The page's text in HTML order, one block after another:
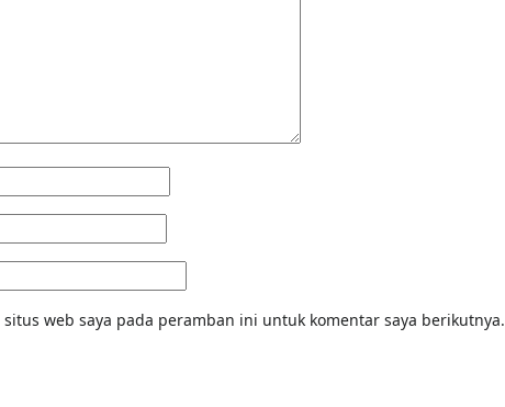
web saya pada peramban ini untuk komentar saya berikutnya.